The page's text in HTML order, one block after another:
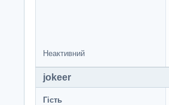
Неактивний
jokeer
Гість